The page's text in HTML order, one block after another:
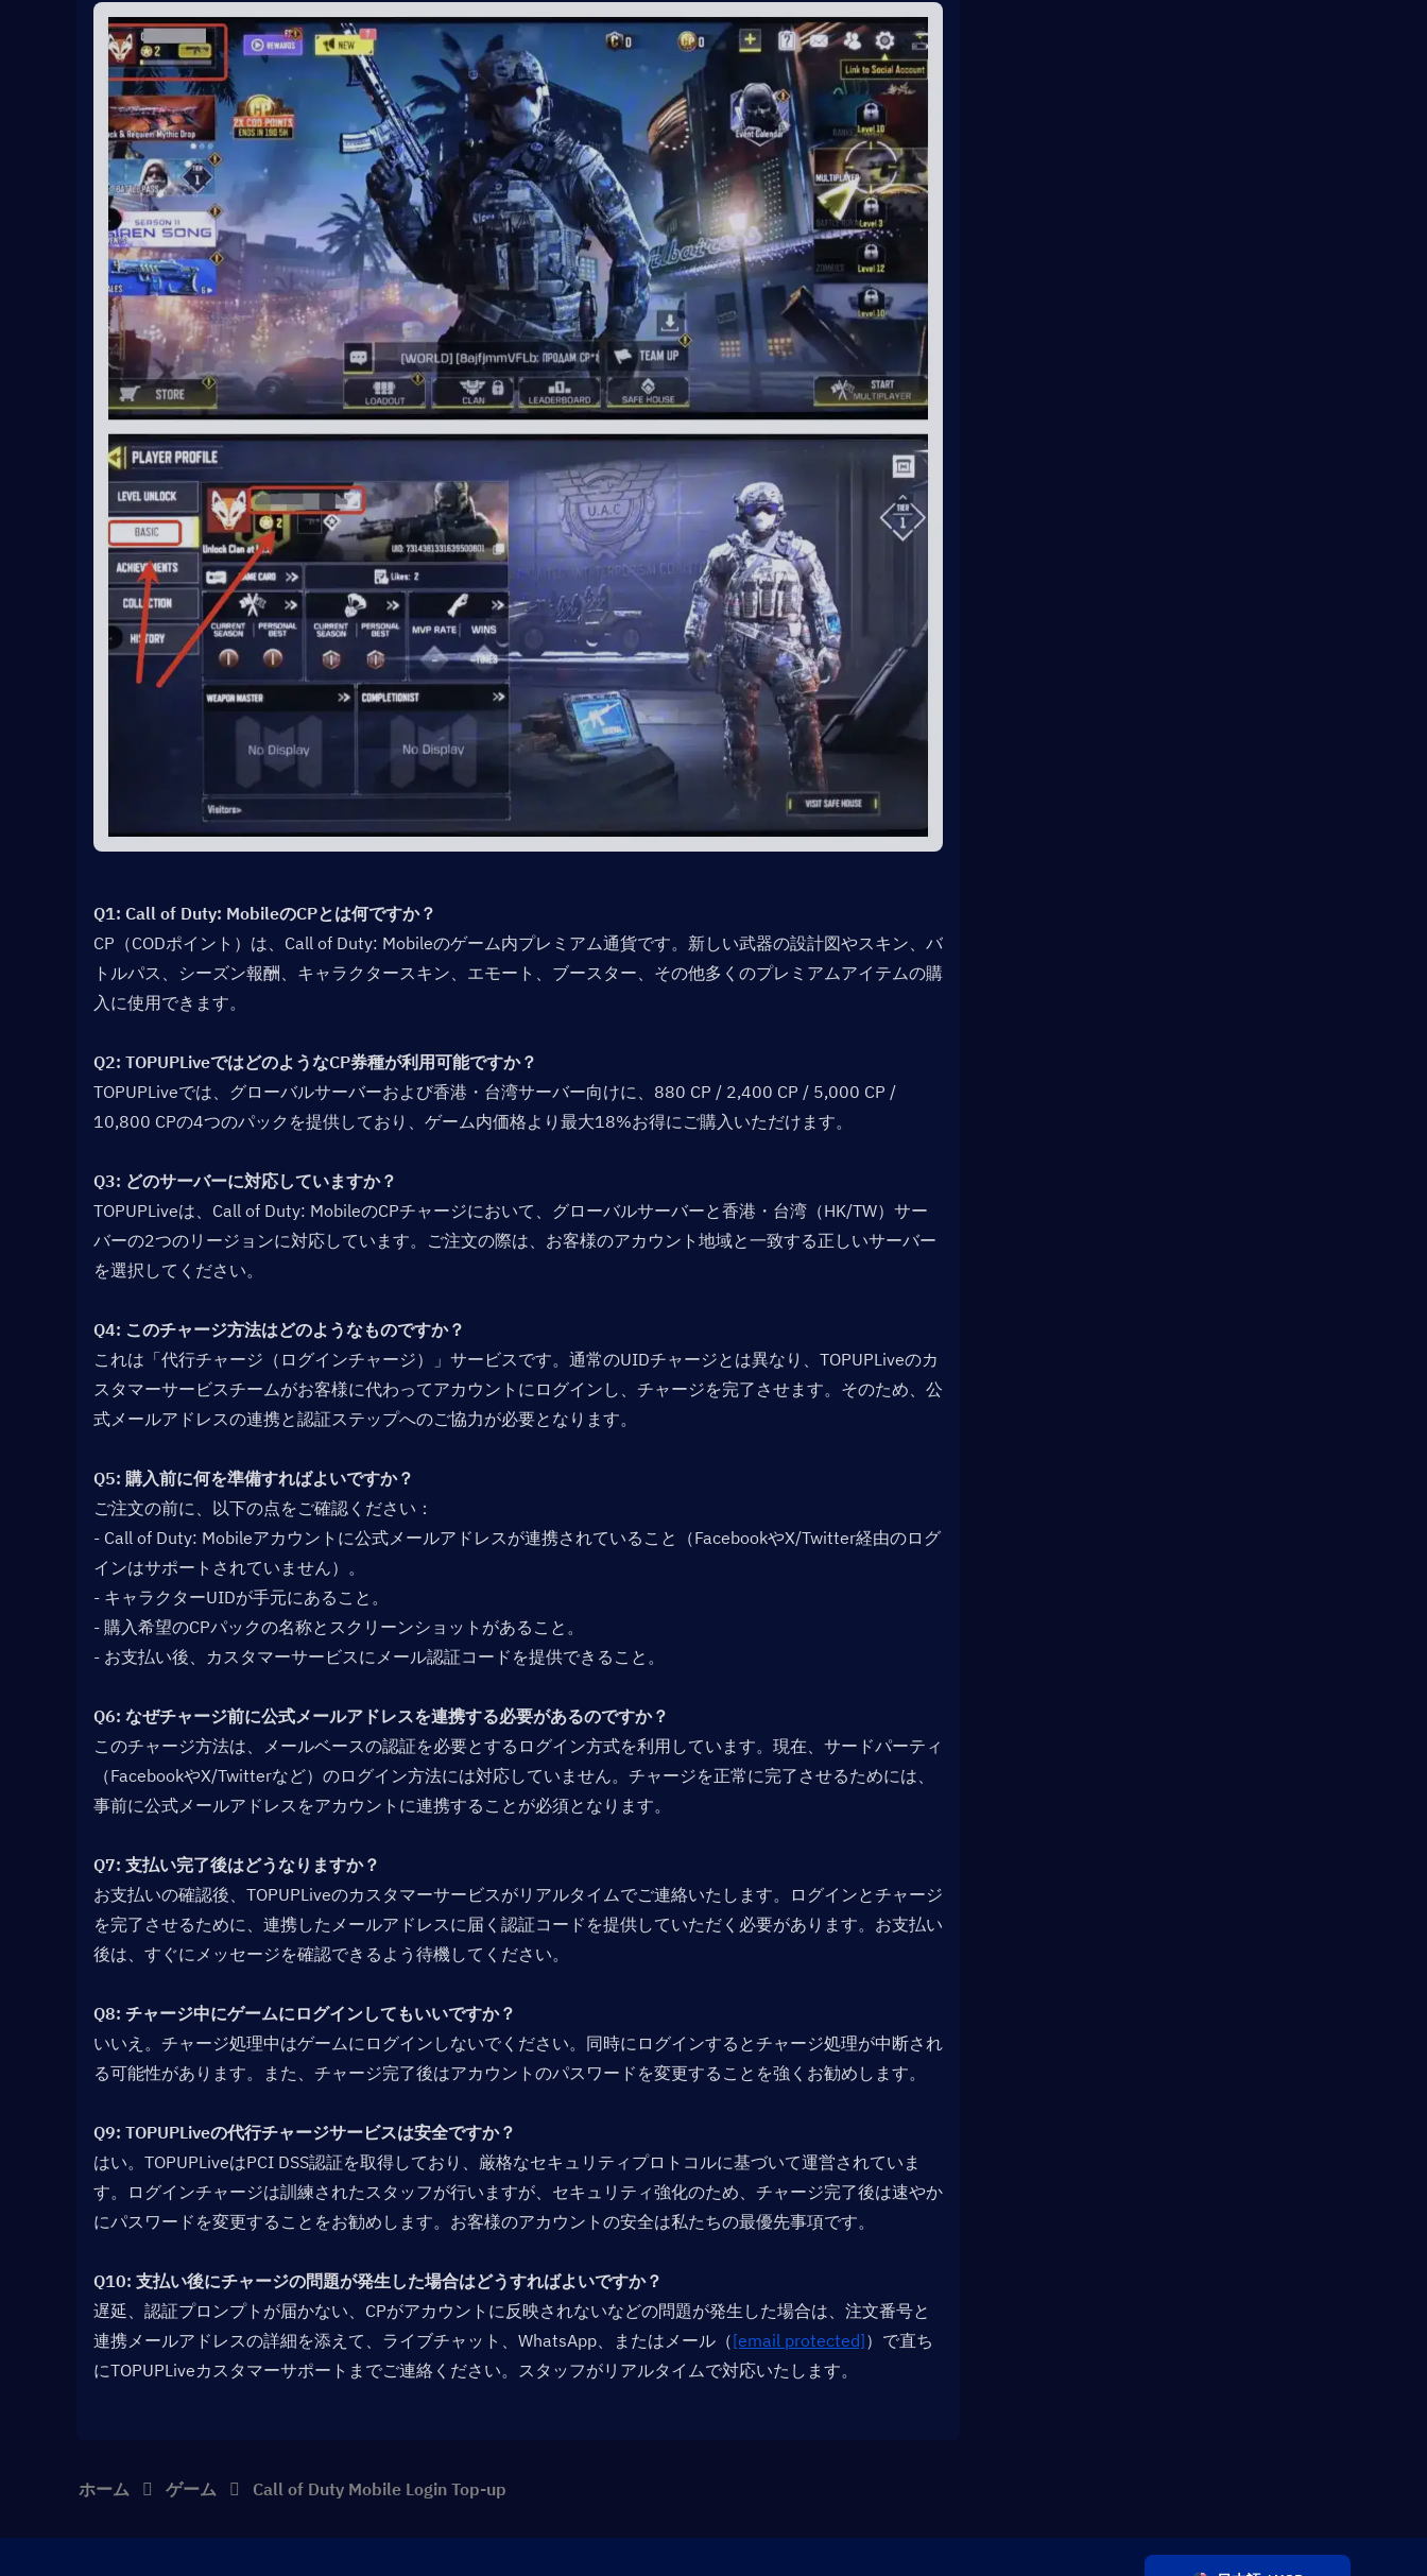
Q1: Call of Duty: MobileのCPとは何ですか？
CP（CODポイント）は、Call of Duty: Mobileのゲーム内プレミアム通貨です。新しい武器の設計図やスキン、バ
トルパス、シーズン報酬、キャラクタースキン、エモート、ブースター、その他多くのプレミアムアイテムの購
入に使用できます。
Q2: TOPUPLiveではどのようなCP券種が利用可能ですか？
TOPUPLiveでは、グローバルサーバーおよび香港・台湾サーバー向けに、880 CP / 2,400 CP / 5,000 CP /
10,800 CPの4つのパックを提供しており、ゲーム内価格より最大18%お得にご購入いただけます。
Q3: どのサーバーに対応していますか？
TOPUPLiveは、Call of Duty: MobileのCPチャージにおいて、グローバルサーバーと香港・台湾（HK/TW）サー
バーの2つのリージョンに対応しています。ご注文の際は、お客様のアカウント地域と一致する正しいサーバー
を選択してください。
Q4: このチャージ方法はどのようなものですか？
これは「代行チャージ（ログインチャージ）」サービスです。通常のUIDチャージとは異なり、TOPUPLiveのカ
スタマーサービスチームがお客様に代わってアカウントにログインし、チャージを完了させます。そのため、公
式メールアドレスの連携と認証ステップへのご協力が必要となります。
Q5: 購入前に何を準備すればよいですか？
ご注文の前に、以下の点をご確認ください：
- Call of Duty: Mobileアカウントに公式メールアドレスが連携されていること（FacebookやX/Twitter経由のログ
インはサポートされていません）。
- キャラクターUIDが手元にあること。
- 購入希望のCPパックの名称とスクリーンショットがあること。
- お支払い後、カスタマーサービスにメール認証コードを提供できること。
Q6: なぜチャージ前に公式メールアドレスを連携する必要があるのですか？
このチャージ方法は、メールベースの認証を必要とするログイン方式を利用しています。現在、サードパーティ
（FacebookやX/Twitterなど）のログイン方法には対応していません。チャージを正常に完了させるためには、
事前に公式メールアドレスをアカウントに連携することが必須となります。
Q7: 支払い完了後はどうなりますか？
お支払いの確認後、TOPUPLiveのカスタマーサービスがリアルタイムでご連絡いたします。ログインとチャージ
を完了させるために、連携したメールアドレスに届く認証コードを提供していただく必要があります。お支払い
後は、すぐにメッセージを確認できるよう待機してください。
Q8: チャージ中にゲームにログインしてもいいですか？
いいえ。チャージ処理中はゲームにログインしないでください。同時にログインするとチャージ処理が中断され
る可能性があります。また、チャージ完了後はアカウントのパスワードを変更することを強くお勧めします。
Q9: TOPUPLiveの代行チャージサービスは安全ですか？
はい。TOPUPLiveはPCI DSS認証を取得しており、厳格なセキュリティプロトコルに基づいて運営されていま
す。ログインチャージは訓練されたスタッフが行いますが、セキュリティ強化のため、チャージ完了後は速やか
にパスワードを変更することをお勧めします。お客様のアカウントの安全は私たちの最優先事項です。
Q10: 支払い後にチャージの問題が発生した場合はどうすればよいですか？
遅延、認証プロンプトが届かない、CPがアカウントに反映されないなどの問題が発生した場合は、注文番号と
連携メールアドレスの詳細を添えて、ライブチャット、WhatsApp、またはメール（[email protected]）で直ち
にTOPUPLiveカスタマーサポートまでご連絡ください。スタッフがリアルタイムで対応いたします。
ホーム ゲーム Call of Duty Mobile Login Top-up